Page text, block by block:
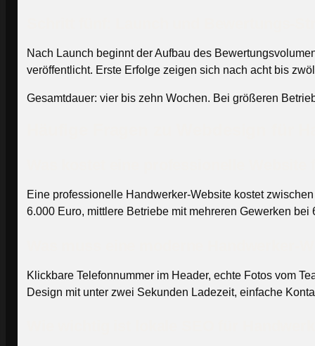
Nach Launch beginnt der Aufbau des
veröffentlicht. Erste Erfolge zeigen sich nach acht bis
Gesamtdauer: vier bis zehn Wochen. Bei größeren
Eine professionelle Handwerker-Website kostet
6.000 Euro, mittlere Betriebe mit mehreren Gewerken
Klickbare Telefonnummer im Header, echte Fotos vom
Design mit unter zwei Sekunden Ladezeit, einfache